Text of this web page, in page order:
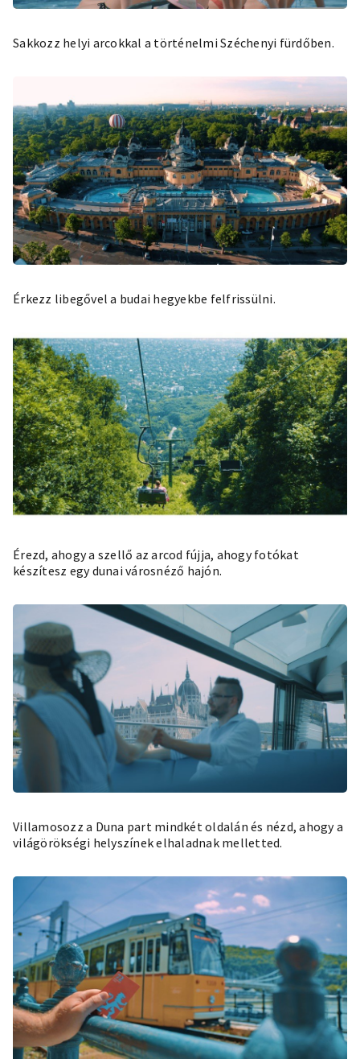
Sakkozz helyi arcokkal a történelmi Széchenyi fürdőben.
Érkezz libegővel a budai hegyekbe felfrissülni.
Érezd, ahogy a szellő az arcod fújja, ahogy fotókat
készítesz egy dunai városnéző hajón.
Villamosozz a Duna part mindkét oldalán és nézd, ahogy a
világörökségi helyszínek elhaladnak melletted.